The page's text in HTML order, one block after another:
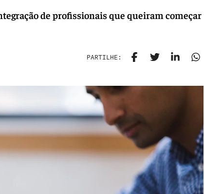
de profissionais que queiram começar
PARTILHE: